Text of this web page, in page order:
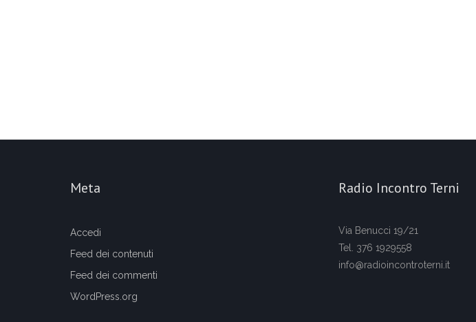
Meta
Accedi
Feed dei contenuti
Feed dei commenti
WordPress.org
Radio Incontro Terni
Via Benucci 19/21
Tel. 376 1929558
info@radioincontroterni.it